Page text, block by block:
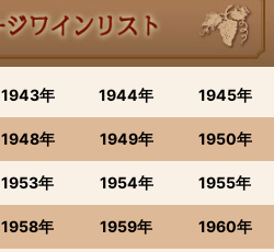
1943年 1944年 1945年
1948年 1949年 1950年
1953年 1954年 1955年
1958年 1959年 1960年